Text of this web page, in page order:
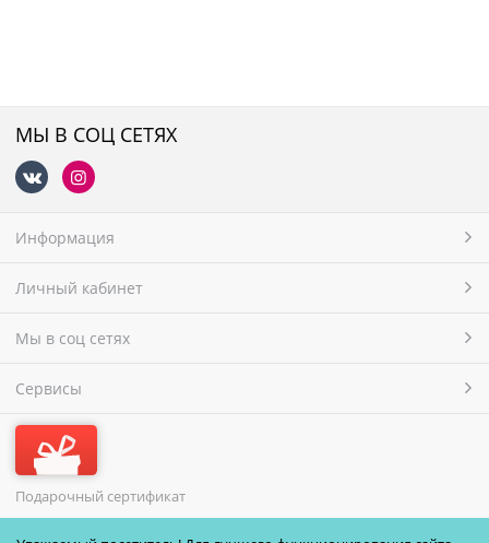
МЫ В СОЦ СЕТЯХ
Информация
Личный кабинет
Мы в соц сетях
Сервисы
Подарочный сертификат